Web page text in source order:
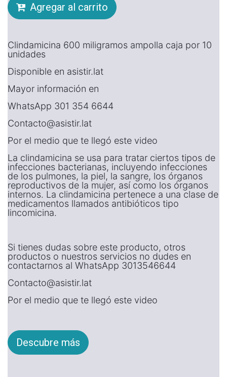
Agregar al carrito
Clindamicina 600 miligramos ampolla caja por 10
unidades
Disponible en asistir.lat
Mayor información en
WhatsApp 301 354 6644
Contacto@asistir.lat
Por el medio que te llegó este video
La clindamicina se usa para tratar ciertos tipos de
infecciones bacterianas, incluyendo infecciones
de los pulmones, la piel, la sangre, los órganos
reproductivos de la mujer, así como los órganos
internos. La clindamicina pertenece a una clase de
medicamentos llamados antibióticos tipo
lincomicina.
Si tienes dudas sobre este producto, otros
productos o nuestros servicios no dudes en
contactarnos al WhatsApp 3013546644
Contacto@asistir.lat
Por el medio que te llegó este video
Descubre más